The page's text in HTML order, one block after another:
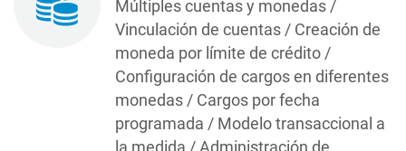
Múltiples cuentas y monedas /
Vinculación de cuentas / Creación de
moneda por límite de crédito /
Configuración de cargos en diferentes
monedas / Cargos por fecha
programada / Modelo transaccional a